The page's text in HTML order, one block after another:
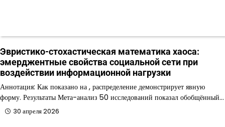
Эвристико-стохастическая математика хаоса:
эмерджентные свойства социальной сети при
воздействии информационной нагрузки
Аннотация: Как показано на , распределение демонстрирует явную
форму. Результаты Мета-анализ 50 исследований показал обобщённый…
30 апреля 2026